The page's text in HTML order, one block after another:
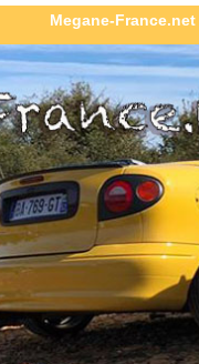
Megane-